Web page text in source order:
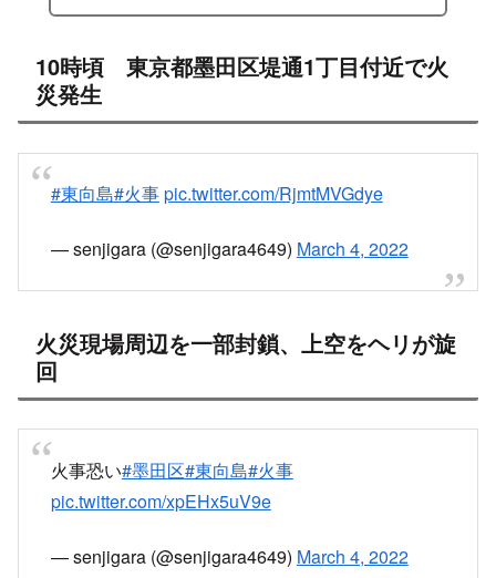
10時頃 東京都墨田区堤通1丁目付近で火
災発生
#東向島#火事pic.twitter.com/RjmtMVGdye
— senjigara (@senjigara4649) March 4, 2022
火災現場周辺を一部封鎖、上空をヘリが旋
回
火事恐い#墨田区#東向島#火事
pic.twitter.com/xpEHx5uV9e
— senjigara (@senjigara4649) March 4, 2022